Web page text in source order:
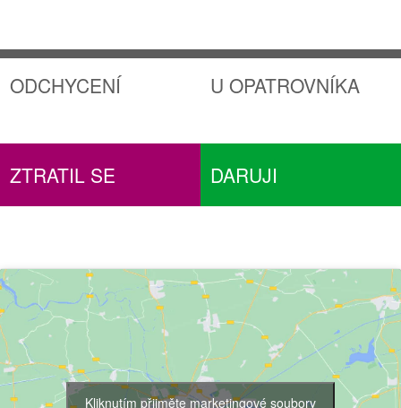
ODCHYCENÍ U OPATROVNÍKA
ZTRATIL SE DARUJI
Kliknutím přijměte marketingové soubory